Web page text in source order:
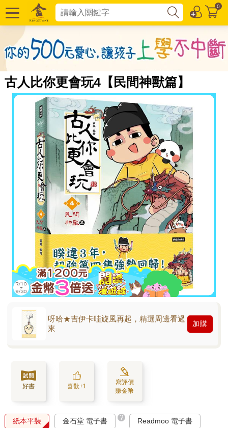
0
古人比你更會玩4【民間神獸篇】
呀哈★吉伊卡哇旋風再起，精選周邊看過
來
加購
好書 喜歡+1
寫評價
賺金幣
紙本平裝 金石堂 電子書 ? Readmoo 電子書